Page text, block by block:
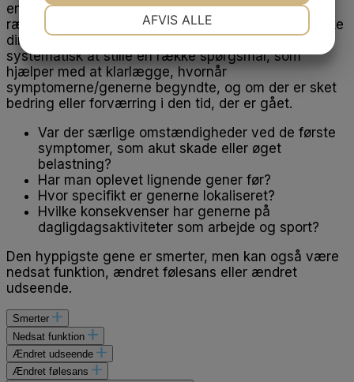
en fodterapeut, så vil fodterapeuten stille dig en
række spørgsmål om dine symptomer for at afdække
din sygehistorie. Det sker blandt andet ved
systematisk at stille en række spørgsmål, som
hjælper med at klarlægge, hvornår
symptomerne/generne begyndte, og om der er sket
bedring eller forværring i den tid, der er gået.
Var der særlige omstændigheder ved de første
symptomer, som akut skade eller øget
belastning?
Har man oplevet lignende gener før?
Hvor specifikt er generne lokaliseret?
Hvilke konsekvenser har generne på
dagligdagsaktiviteter som arbejde og sport?
Den hyppigste gene er smerter, men kan også være
nedsat funktion, ændret følesans eller ændret
udseende.
Smerter
Nedsat funktion
Ændret udseende
Ændret følesans
MARKETING STATISTIK
AFVIS ALLE